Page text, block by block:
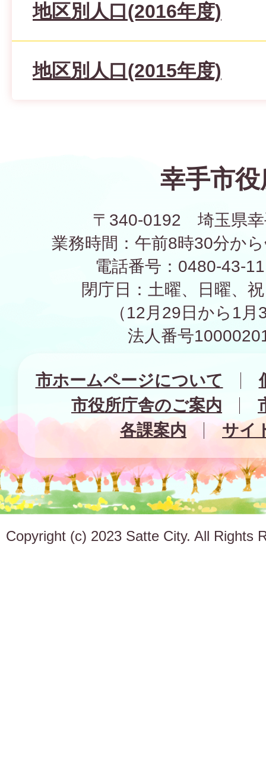
地区別人口(2016年度)
地区別人口(2015年度)
幸手市役
〒340-0192 埼玉県幸
業務時間：午前8時30分か
電話番号：0480-43-
閉庁日：土曜、日曜、
（12月29日から1
法人番号
市ホームページについて
市役所庁舎のご案内
各課案内
サイ
Copyright (c) 2023 Satte City. All Rights